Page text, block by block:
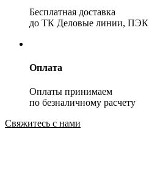
Бесплатная доставка
до ТК Деловые линии, ПЭК
Оплата
Оплаты принимаем
по безналичному расчету
Свяжитесь с нами